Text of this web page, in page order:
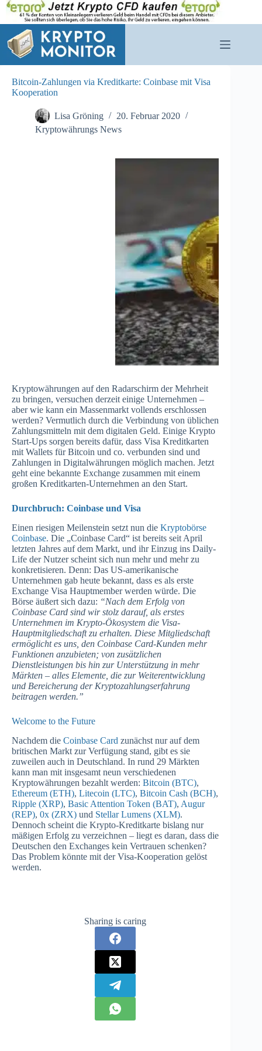
Zum
Inhalt
springen
Bitcoin-Zahlungen via Kreditkarte: Coinbase mit Visa
Kooperation
Lisa Gröning
20. Februar 2020
Kryptowährungs News
Kryptowährungen auf den Radarschirm der Mehrheit
zu bringen, versuchen derzeit einige Unternehmen –
aber wie kann ein Massenmarkt vollends erschlossen
werden? Vermutlich durch die Verbindung von üblichen
Zahlungsmitteln mit dem digitalen Geld. Einige Krypto
Start-Ups sorgen bereits dafür, dass Visa Kreditkarten
mit Wallets für Bitcoin und co. verbunden sind und
Zahlungen in Digitalwährungen möglich machen. Jetzt
geht eine bekannte Exchange zusammen mit einem
großen Kreditkarten-Unternehmen an den Start.
Durchbruch: Coinbase und Visa
Einen riesigen Meilenstein setzt nun die Kryptobörse
Coinbase. Die „Coinbase Card“ ist bereits seit April
letzten Jahres auf dem Markt, und ihr Einzug ins Daily-
Life der Nutzer scheint sich nun mehr und mehr zu
konkretisieren. Denn: Das US-amerikanische
Unternehmen gab heute bekannt, dass es als erste
Exchange Visa Hauptmember werden würde. Die
Börse äußert sich dazu: “Nach dem Erfolg von
Coinbase Card sind wir stolz darauf, als erstes
Unternehmen im Krypto-Ökosystem die Visa-
Hauptmitgliedschaft zu erhalten. Diese Mitgliedschaft
ermöglicht es uns, den Coinbase Card-Kunden mehr
Funktionen anzubieten; von zusätzlichen
Dienstleistungen bis hin zur Unterstützung in mehr
Märkten – alles Elemente, die zur Weiterentwicklung
und Bereicherung der Kryptozahlungserfahrung
beitragen werden.”
Welcome to the Future
Nachdem die Coinbase Card zunächst nur auf dem
britischen Markt zur Verfügung stand, gibt es sie
zuweilen auch in Deutschland. In rund 29 Märkten
kann man mit insgesamt neun verschiedenen
Kryptowährungen bezahlt werden: Bitcoin (BTC),
Ethereum (ETH), Litecoin (LTC), Bitcoin Cash (BCH),
Ripple (XRP), Basic Attention Token (BAT), Augur
(REP), 0x (ZRX) und Stellar Lumens (XLM).
Dennoch scheint die Krypto-Kreditkarte bislang nur
mäßigen Erfolg zu verzeichnen – liegt es daran, dass die
Deutschen den Exchanges kein Vertrauen schenken?
Das Problem könnte mit der Visa-Kooperation gelöst
werden.
Sharing is caring